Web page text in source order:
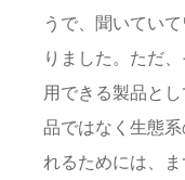
うで、聞いてい
りました。ただ
用できる製品と
品ではなく生態
れるためには、